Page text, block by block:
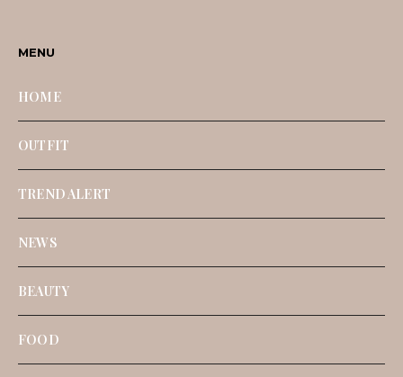
MENU
HOME
OUTFIT
TREND ALERT
NEWS
BEAUTY
FOOD